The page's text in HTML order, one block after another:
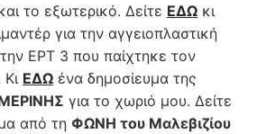
το εξωτερικό. Δείτε ΕΔΩκι
για την αγγειοπλαστική
ΕΡΤ 3 που παίχτηκε τον
ΕΔΩένα δημοσίευμα της
για το χωριό μου. Δείτε
από τη ΦΩΝΗ του Μαλεβιζίου